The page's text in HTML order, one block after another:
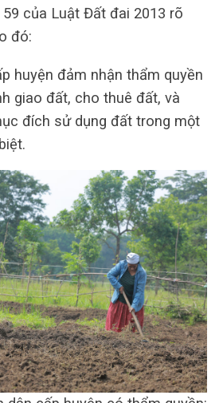
của Luật Đất đai 2013 rõ
đó:
huyện đảm nhận thẩm quyền
giao đất, cho thuê đất, và
đích sử dụng đất trong một